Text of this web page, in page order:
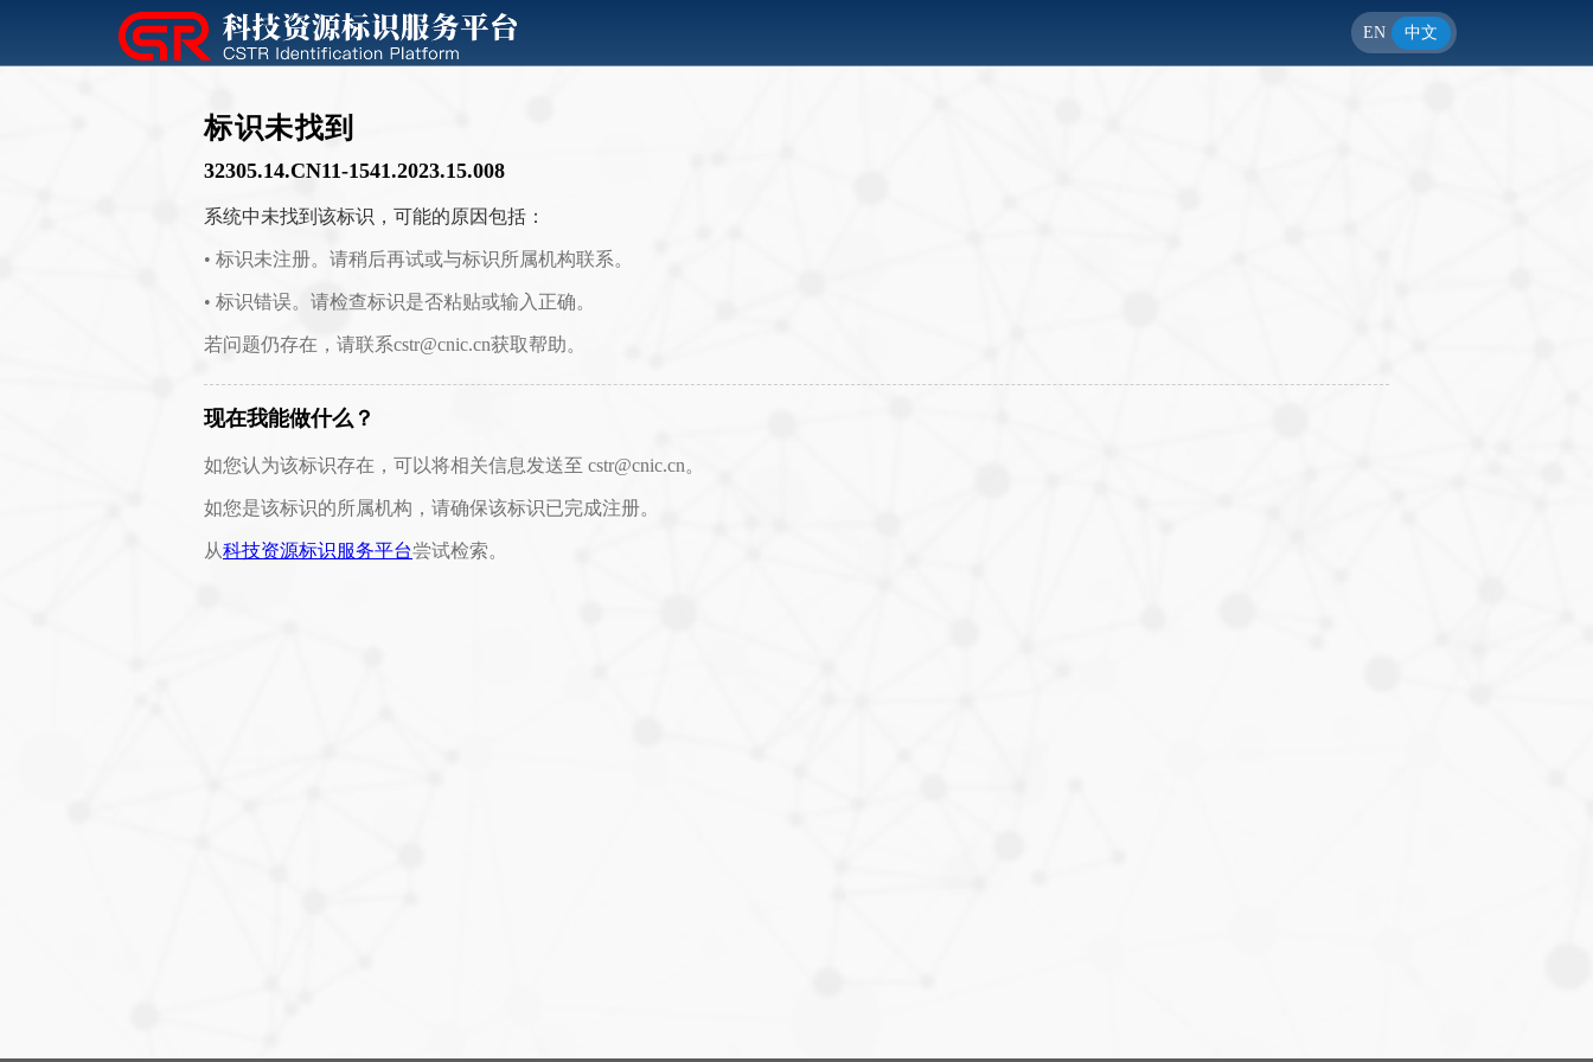
EN 中文
标识未找到
32305.14.CN11-1541.2023.15.008
系统中未找到该标识，可能的原因包括：
• 标识未注册。请稍后再试或与标识所属机构联系。
• 标识错误。请检查标识是否粘贴或输入正确。
若问题仍存在，请联系cstr@cnic.cn获取帮助。
现在我能做什么？
如您认为该标识存在，可以将相关信息发送至 cstr@cnic.cn。
如您是该标识的所属机构，请确保该标识已完成注册。
从科技资源标识服务平台尝试检索。